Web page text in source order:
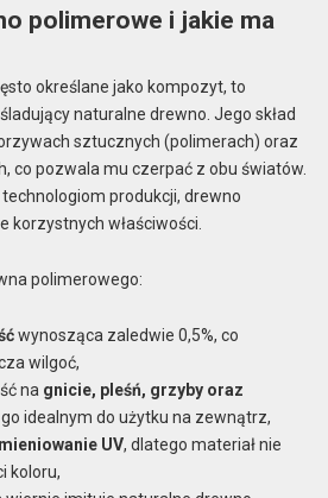
polimerowe i jakie ma
określane jako kompozyt, to
naturalne drewno. Jego skład
sztucznych (polimerach) oraz
co pozwala mu czerpać z obu światów.
produkcji, drewno
korzystnych właściwości.
polimerowego:
wynosząca zaledwie 0,5%, co
wilgoć,
na gnicie, pleśń, grzyby oraz
idealnym do użytku na zewnątrz,
UV, dlatego materiał nie
koloru,